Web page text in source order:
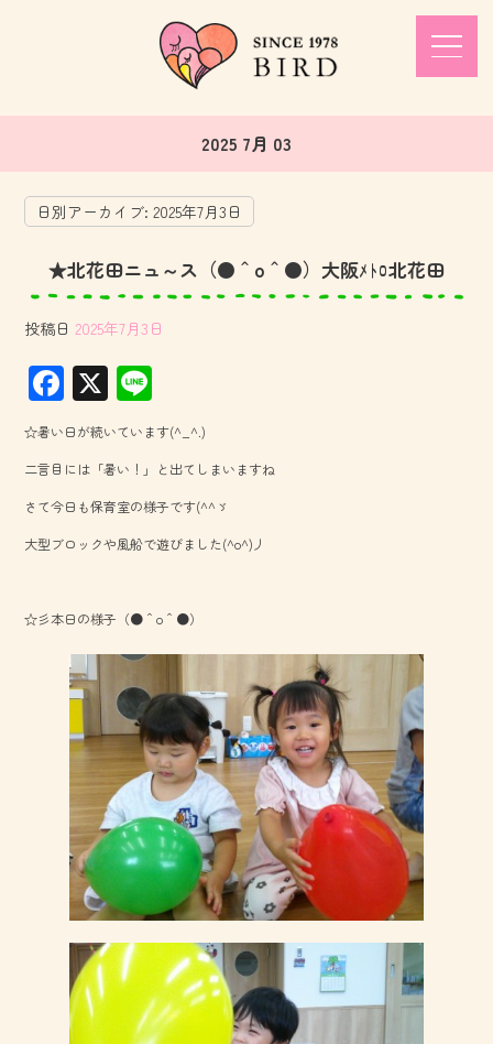
2025 7月 03
日別アーカイブ:2025年7月3日
★北花田ニュ～ス（●＾o＾●）大阪ﾒﾄﾛ北花田
投稿日 2025年7月3日
F
ac
e
b
o
ok
X
ne
☆暑い日が続いています(^_^.)
二言目には「暑い！」と出てしまいますね
さて今日も保育室の様子です(^^ゞ
大型ブロックや風船で遊びました(^o^)丿
☆彡本日の様子（●＾o＾●）